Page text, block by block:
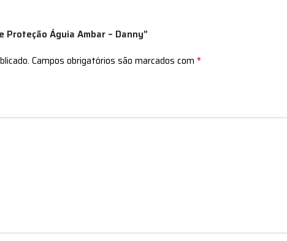
Proteção Águia Ambar – Danny”
Campos obrigatórios são marcados com *